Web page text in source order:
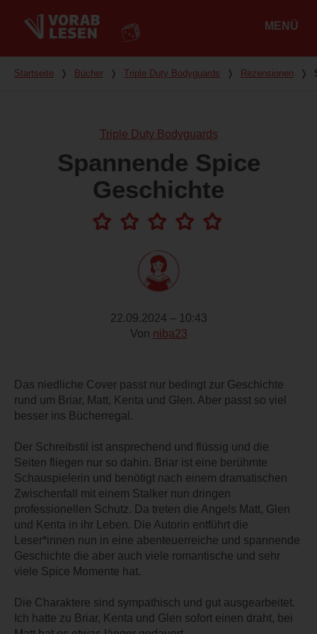
MENÜ
Du bist hier
Startseite ❭ Bücher ❭ Triple Duty Bodyguards ❭ Rezensionen ❭
Triple Duty Bodyguards
Spannende Spice
Geschichte
22.09.2024 – 10:43
Von niba23
Das niedliche Cover passt nur bedingt zur Geschichte
rund um Briar, Matt, Kenta und Glen. Aber passt so viel
besser ins Bücherregal.
Der Schreibstil ist ansprechend und flüssig und die
Seiten fliegen nur so dahin. Briar ist eine berühmte
Schauspielerin und benötigt nach einem dramatischen
Zwischenfall mit einem Stalker nun dringen
professionellen Schutz. Da treten die Angels Matt, Glen
und Kenta in ihr Leben. Die Autorin entführt die
Leser*innen nun in eine abenteuerreiche und spannende
Geschichte die aber auch viele romantische und sehr
viele Spice Momente hat.
Die Charaktere sind sympathisch und gut ausgearbeitet.
Ich hatte zu Briar, Kenta und Glen sofort einen draht, bei